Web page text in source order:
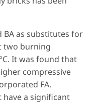
BA as substitutes for
two burning
It was found that
compressive
FA.
a significant